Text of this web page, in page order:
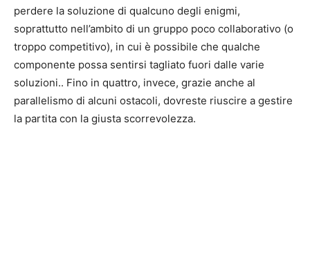
perdere la soluzione di qualcuno degli enigmi,
soprattutto nell’ambito di un gruppo poco collaborativo (o
troppo competitivo), in cui è possibile che qualche
componente possa sentirsi tagliato fuori dalle varie
soluzioni.. Fino in quattro, invece, grazie anche al
parallelismo di alcuni ostacoli, dovreste riuscire a gestire
la partita con la giusta scorrevolezza.